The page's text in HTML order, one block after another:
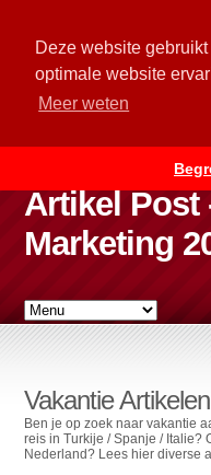
Deze website
optimale website
Meer weten
Artikel Post
Marketing
Vakantie Artikelen
Ben je op zoek naar vakantie
reis in Turkije / Spanje / Italie?
Nederland? Lees hier diverse